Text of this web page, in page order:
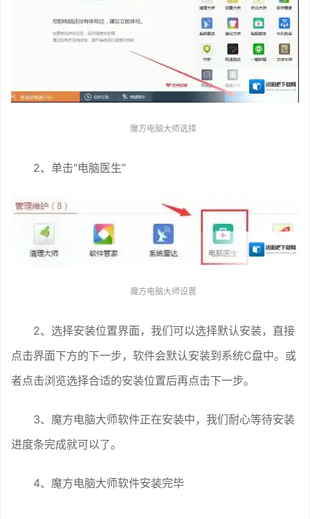
魔方电脑大师选择
2、单击“电脑医生”
魔方电脑大师设置
2、选择安装位置界面，我们可以选择默认安装，直接
点击界面下方的下一步，软件会默认安装到系统C盘中。或
者点击浏览选择合适的安装位置后再点击下一步。
3、魔方电脑大师软件正在安装中，我们耐心等待安装
进度条完成就可以了。
4、魔方电脑大师软件安装完毕